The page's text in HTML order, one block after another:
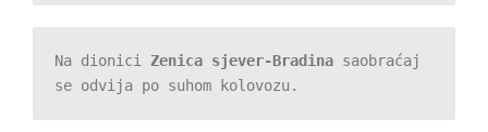
Na dionici Zenica sjever-Bradina saobraćaj
se odvija po suhom kolovozu.